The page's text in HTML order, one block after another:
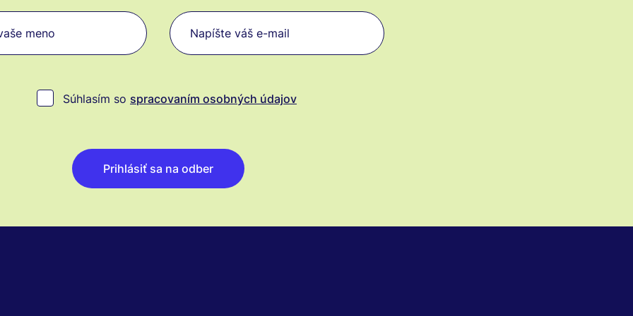
Súhlasím so spracovaním osobných údajov
Prihlásiť sa na odber